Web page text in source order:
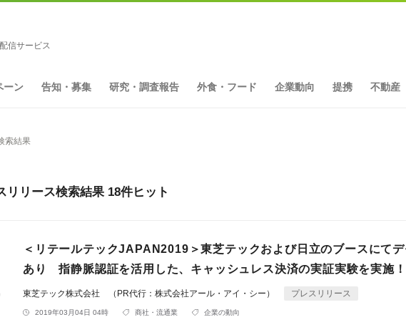
信サービス
ーン 告知・募集 研究・調査報告 外食・フード 企業動向 提携 不動産
索結果
リリース検索結果 18件ヒット
＜リテールテックJAPAN2019＞東芝テックおよび日立のブースにて
あり 指静脈認証を活用した、キャッシュレス決済の実証実験を実施！
東芝テック株式会社 （PR代行：株式会社アール・アイ・シー） プレスリリース
2019年03月04日 04時 商社・流通業 企業の動向